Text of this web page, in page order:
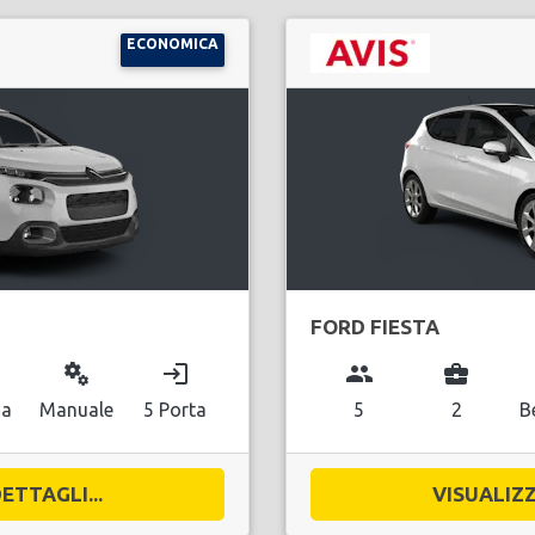
ECONOMICA
miscellaneous_services
Manuale
login
5 Porta
FORD FIESTA
group
5
business_center
2